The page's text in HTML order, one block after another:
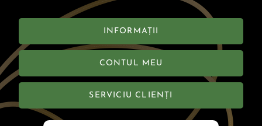
INFORMAȚII
CONTUL MEU
SERVICIU CLIENȚI